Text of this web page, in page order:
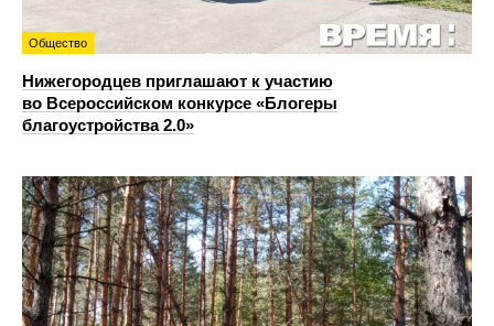
Общество
Нижегородцев приглашают к участию
во Всероссийском конкурсе «Блогеры
благоустройства 2.0»